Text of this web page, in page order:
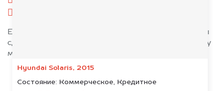
Hyundai Solaris, 2015
Состояние: Коммерческое, Кредитное
Если у вас нет всех документов, то наши юристы
сделают всё возможное, чтобы оформить сделку
максимально быстро!